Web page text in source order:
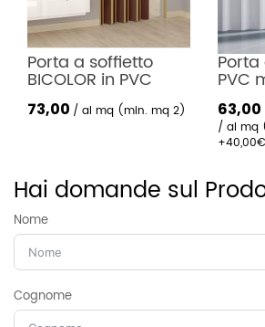
Porta a soffietto
BICOLOR in PVC
73,00 al mq (min. mq 2)
PVC
63,00
al mq
Hai domande sul
Nome
Cognome